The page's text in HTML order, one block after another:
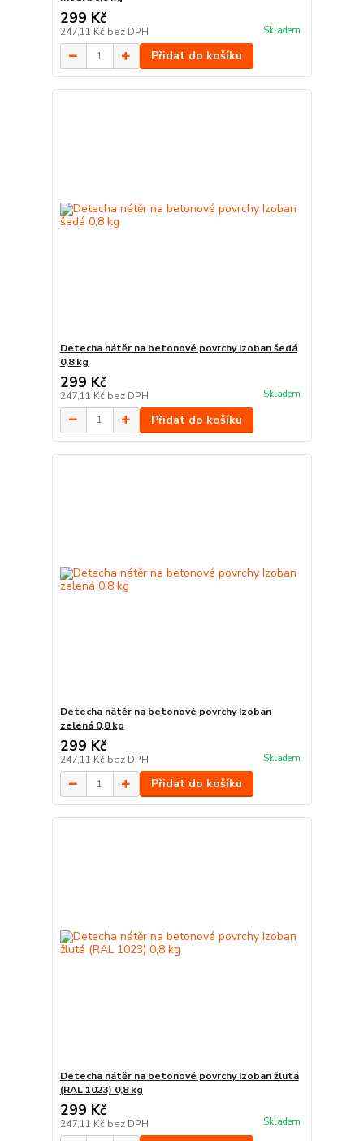
299 Kč
247,11 Kč bez DPH Skladem
Přidat do košíku
Detecha nátěr na betonové povrchy Izoban šedá
0,8 kg
299 Kč
247,11 Kč bez DPH Skladem
Přidat do košíku
Detecha nátěr na betonové povrchy Izoban
zelená 0,8 kg
299 Kč
247,11 Kč bez DPH Skladem
Přidat do košíku
Detecha nátěr na betonové povrchy Izoban žlutá
(RAL 1023) 0,8 kg
299 Kč
247,11 Kč bez DPH Skladem